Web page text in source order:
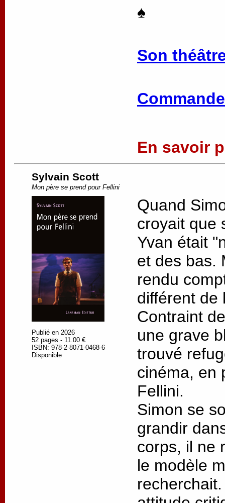
♠
Son
En savoir
Sylvain Scott
Mon père se prend pour Fellini
Publié en 2026
52 pages - 11.00 €
ISBN: 978-2-8071-0468-6
Disponible
Quand
croyait que
Yvan était
et des bas.
rendu
différent de
Contraint
une grave
trouvé
cinéma, en
Fellini.
Simon se
grandir
corps, il ne
le modèle